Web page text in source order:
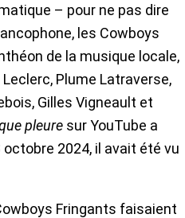
– pour ne pas dire
les Cowboys
de la musique locale,
Plume Latraverse,
Gilles Vigneault et
pleure sur YouTube a
2024, il avait été vu
Fringants faisaient